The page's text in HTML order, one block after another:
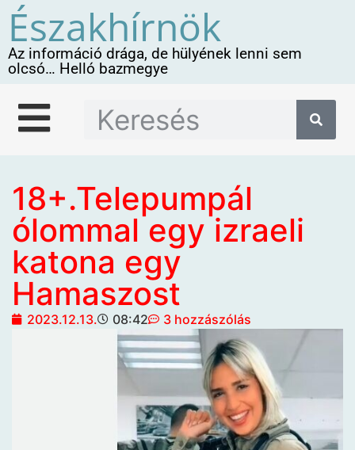
Északhírnök
Az információ drága, de hülyének lenni sem
olcsó… Helló bazmegye
18+.Telepumpál
ólommal egy izraeli
katona egy
Hamaszost
2023.12.13. 08:42 3 hozzászólás